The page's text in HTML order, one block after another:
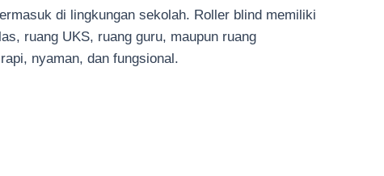
di lingkungan sekolah. Roller blind memiliki
ruang UKS, ruang guru, maupun ruang
nyaman, dan fungsional.